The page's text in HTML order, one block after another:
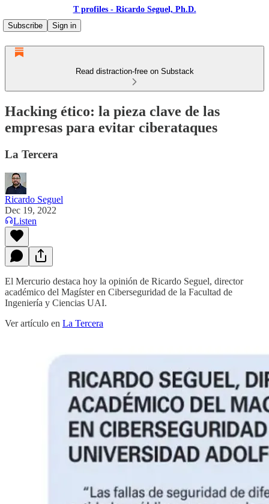
T profiles - Ricardo Seguel, Ph.D.
Subscribe
Sign in
Read distraction-free on Substack
Hacking ético: la pieza clave de las
empresas para evitar ciberataques
La Tercera
Ricardo Seguel
Dec 19, 2022
Listen
El Mercurio destaca hoy la opinión de Ricardo Seguel, director
académico del Magíster en Ciberseguridad de la Facultad de
Ingeniería y Ciencias UAI.
Ver artículo en La Tercera